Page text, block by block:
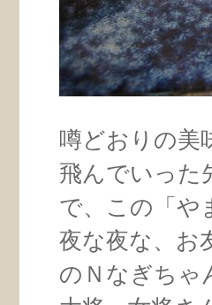
噂どおりの美
飛んでいった
で、この「や
夜な夜な、お
のＮなぎちゃ